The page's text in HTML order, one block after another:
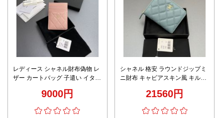
レディース シャネル財布偽物 レ
ザー カートバッグ 子遣い イタリ
9000円
シャネル 格安 ラウンドジップミ
ニ財布 キャビアスキン風 キルテ
21560円